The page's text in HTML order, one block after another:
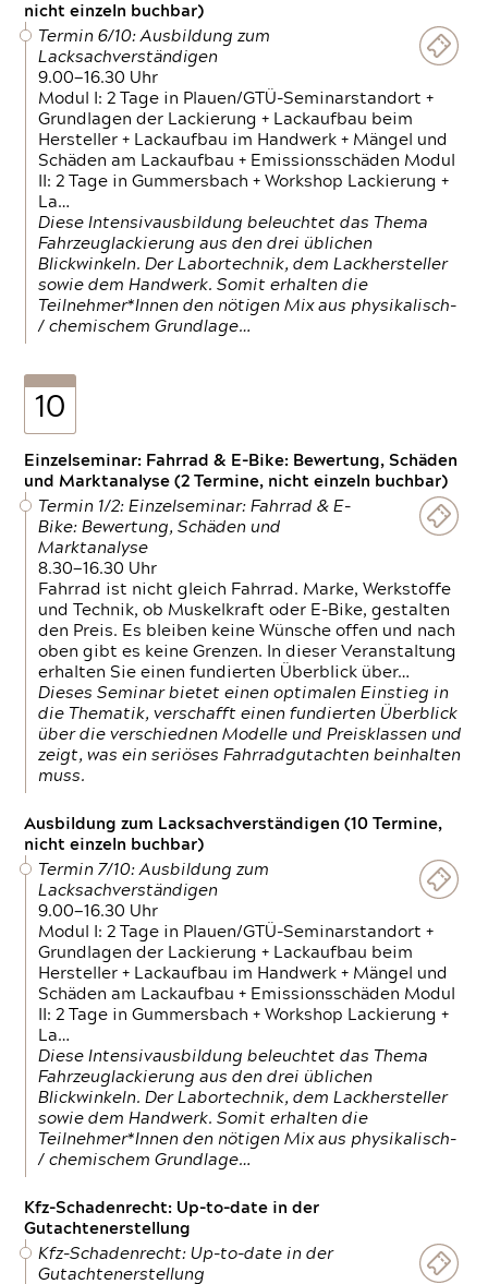
nicht einzeln buchbar)
Termin 6/10: Ausbildung zum
Lacksachverständigen
9.00—16.30 Uhr
Modul I: 2 Tage in Plauen/GTÜ-Seminarstandort +
Grundlagen der Lackierung + Lackaufbau beim
Hersteller + Lackaufbau im Handwerk + Mängel und
Schäden am Lackaufbau + Emissionsschäden Modul
II: 2 Tage in Gummersbach + Workshop Lackierung +
La…
Diese Intensivausbildung beleuchtet das Thema
Fahrzeuglackierung aus den drei üblichen
Blickwinkeln. Der Labortechnik, dem Lackhersteller
sowie dem Handwerk. Somit erhalten die
Teilnehmer*Innen den nötigen Mix aus physikalisch-
/ chemischem Grundlage…
10
Einzelseminar: Fahrrad & E-Bike: Bewertung, Schäden
und Marktanalyse (2 Termine, nicht einzeln buchbar)
Termin 1/2: Einzelseminar: Fahrrad & E-
Bike: Bewertung, Schäden und
Marktanalyse
8.30—16.30 Uhr
Fahrrad ist nicht gleich Fahrrad. Marke, Werkstoffe
und Technik, ob Muskelkraft oder E-Bike, gestalten
den Preis. Es bleiben keine Wünsche offen und nach
oben gibt es keine Grenzen. In dieser Veranstaltung
erhalten Sie einen fundierten Überblick über…
Dieses Seminar bietet einen optimalen Einstieg in
die Thematik, verschafft einen fundierten Überblick
über die verschiednen Modelle und Preisklassen und
zeigt, was ein seriöses Fahrradgutachten beinhalten
muss.
Ausbildung zum Lacksachverständigen (10 Termine,
nicht einzeln buchbar)
Termin 7/10: Ausbildung zum
Lacksachverständigen
9.00—16.30 Uhr
Modul I: 2 Tage in Plauen/GTÜ-Seminarstandort +
Grundlagen der Lackierung + Lackaufbau beim
Hersteller + Lackaufbau im Handwerk + Mängel und
Schäden am Lackaufbau + Emissionsschäden Modul
II: 2 Tage in Gummersbach + Workshop Lackierung +
La…
Diese Intensivausbildung beleuchtet das Thema
Fahrzeuglackierung aus den drei üblichen
Blickwinkeln. Der Labortechnik, dem Lackhersteller
sowie dem Handwerk. Somit erhalten die
Teilnehmer*Innen den nötigen Mix aus physikalisch-
/ chemischem Grundlage…
Kfz-Schadenrecht: Up-to-date in der
Gutachtenerstellung
Kfz-Schadenrecht: Up-to-date in der
Gutachtenerstellung